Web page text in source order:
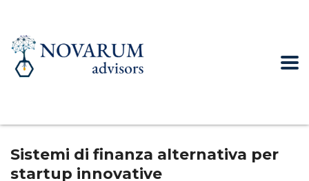
Sistemi di finanza alternativa per
startup innovative